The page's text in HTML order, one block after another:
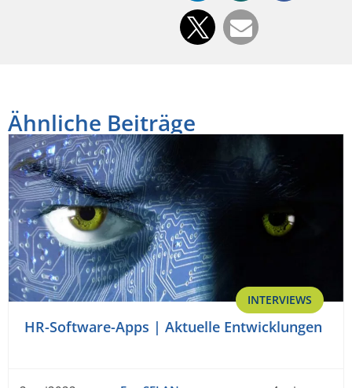
Ähnliche Beiträge
INTERVIEWS
HR-Software-Apps | Aktuelle Entwicklungen